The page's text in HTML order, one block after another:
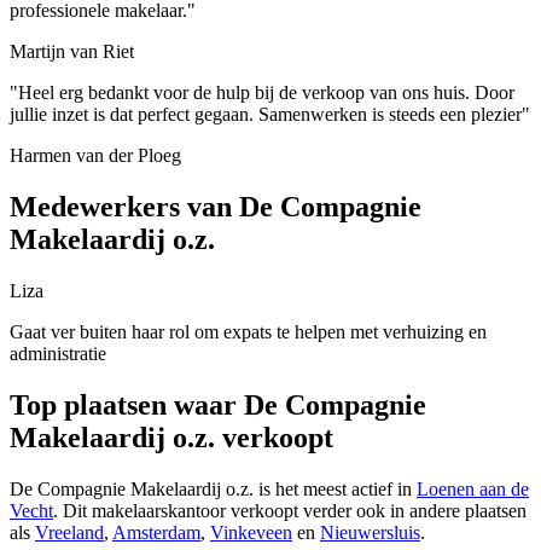
professionele makelaar."
Martijn van Riet
"Heel erg bedankt voor de hulp bij de verkoop van ons huis. Door
jullie inzet is dat perfect gegaan. Samenwerken is steeds een plezier"
Harmen van der Ploeg
Medewerkers van De Compagnie
Makelaardij o.z.
Liza
Gaat ver buiten haar rol om expats te helpen met verhuizing en
administratie
Top plaatsen waar De Compagnie
Makelaardij o.z. verkoopt
De Compagnie Makelaardij o.z. is het meest actief in Loenen aan de
Vecht. Dit makelaarskantoor verkoopt verder ook in andere plaatsen
als Vreeland, Amsterdam, Vinkeveen en Nieuwersluis.